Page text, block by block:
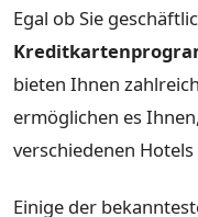
Egal ob Sie
bieten Ihnen
ermöglichen es
verschiedenen
Einige der